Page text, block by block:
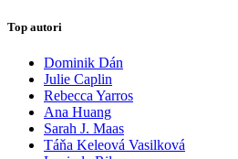
Top autori
Dominik Dán
Julie Caplin
Rebecca Yarros
Ana Huang
Sarah J. Maas
Táňa Keleová Vasilková